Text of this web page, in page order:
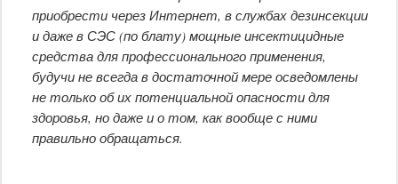
приобрести через Интернет, в службах дезинсекции
и даже в СЭС (по блату) мощные инсектицидные
средства для профессионального применения,
будучи не всегда в достаточной мере осведомлены
не только об их потенциальной опасности для
здоровья, но даже и о том, как вообще с ними
правильно обращаться.